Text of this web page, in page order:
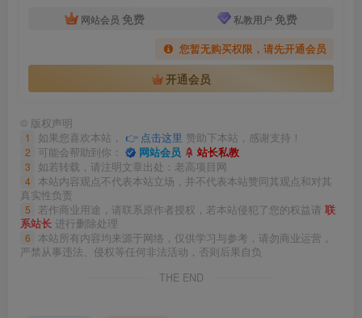
网站会员 免费 私教用户 免费
您暂无购买权限，请先开通会员
开通会员
© 版权声明
1 如果您喜欢本站， 👉 点击这里 赞助下本站，感谢支持！
2 可能会帮助到你： 网站会员 站长私教
3 如若转载，请注明文章出处：老高项目网
4
本站内容观点不代表本站立场，并不代表本站赞同其观点和对其
真实性负责
5 若作商业用途，请联系原作者授权，若本站侵犯了您的权益请 联
系站长 进行删除处理
6
本站所有内容均来源于网络，仅供学习与参考，请勿商业运营，
严禁从事违法、侵权等任何非法活动，否则后果自负
THE END